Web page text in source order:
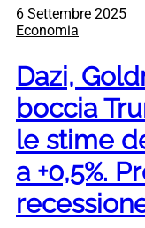
6 Settembre 2025
Economia
Dazi,
boccia
le stime
a +0,5%.